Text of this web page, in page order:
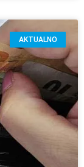
AKTUALNO